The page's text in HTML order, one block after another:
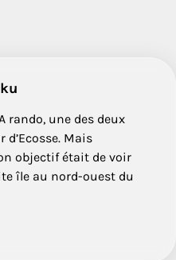
rando, une des deux
Mais
objectif était de voir
île au nord-ouest du